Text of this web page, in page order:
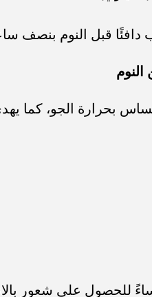
النوم
بحرارة الجو، كما
للحصول على شعور